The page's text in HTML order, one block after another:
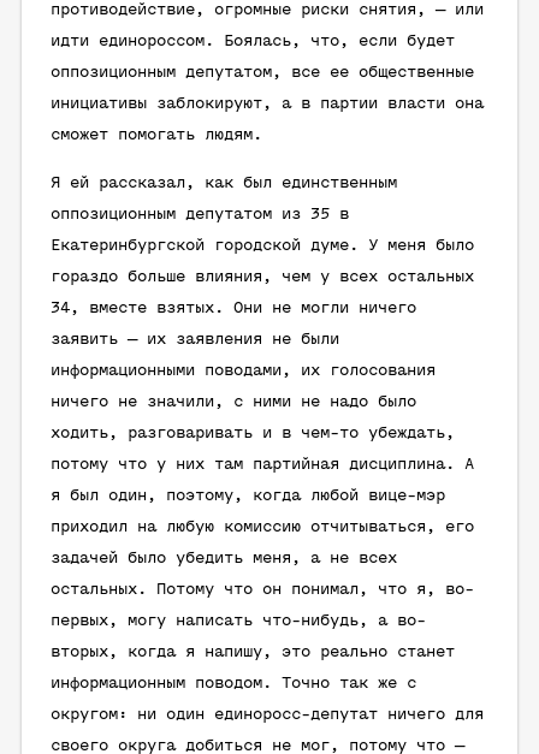
противодействие, огромные риски снятия, — или
идти единороссом. Боялась, что, если будет
оппозиционным депутатом, все ее общественные
инициативы заблокируют, а в партии власти она
сможет помогать людям.
Я ей рассказал, как был единственным
оппозиционным депутатом из 35 в
Екатеринбургской городской думе. У меня было
гораздо больше влияния, чем у всех остальных
34, вместе взятых. Они не могли ничего
заявить — их заявления не были
информационными поводами, их голосования
ничего не значили, с ними не надо было
ходить, разговаривать и в чем-то убеждать,
потому что у них там партийная дисциплина. А
я был один, поэтому, когда любой вице-мэр
приходил на любую комиссию отчитываться, его
задачей было убедить меня, а не всех
остальных. Потому что он понимал, что я, во-
первых, могу написать что-нибудь, а во-
вторых, когда я напишу, это реально станет
информационным поводом. Точно так же с
округом: ни один единоросс-депутат ничего для
своего округа добиться не мог, потому что —